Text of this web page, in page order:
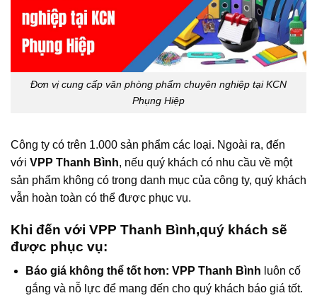
Đơn vị cung cấp văn phòng phẩm chuyên nghiệp tại KCN
Phụng Hiệp
Công ty có trên 1.000 sản phẩm các loại. Ngoài ra, đến
với VPP Thanh Bình, nếu quý khách có nhu cầu về một
sản phẩm không có trong danh mục của công ty, quý khách
vẫn hoàn toàn có thể được phục vụ.
Khi đến với VPP Thanh Bình,quý khách sẽ
được phục vụ:
Báo giá không thể tốt hơn: VPP Thanh Bình luôn cố
gắng và nỗ lực để mang đến cho quý khách báo giá tốt.